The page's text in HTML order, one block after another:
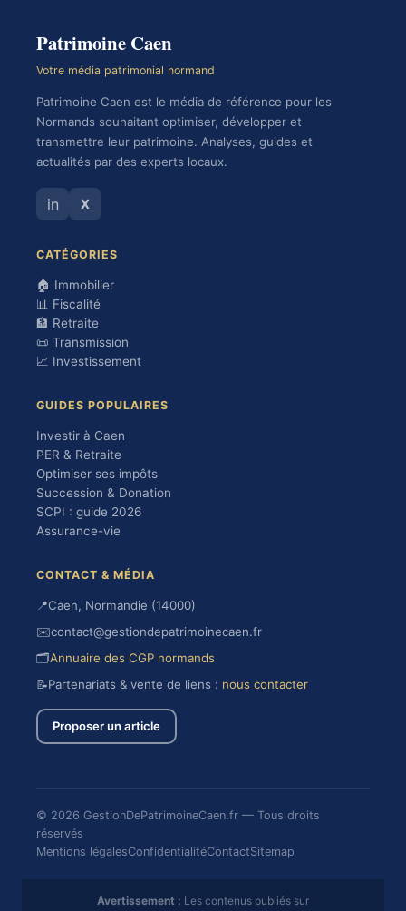
Patrimoine Caen
Votre média patrimonial normand
Patrimoine Caen est le média de référence pour les
Normands souhaitant optimiser, développer et
transmettre leur patrimoine. Analyses, guides et
actualités par des experts locaux.
in X
CATÉGORIES
🏠 Immobilier
📊 Fiscalité
🏦 Retraite
📜 Transmission
📈 Investissement
GUIDES POPULAIRES
Investir à Caen
PER & Retraite
Optimiser ses impôts
Succession & Donation
SCPI : guide 2026
Assurance-vie
CONTACT & MÉDIA
📍Caen, Normandie (14000)
✉️contact@gestiondepatrimoinecaen.fr
🗂️Annuaire des CGP normands
📝Partenariats & vente de liens : nous contacter
Proposer un article
© 2026 GestionDePatrimoineCaen.fr — Tous droits
réservés
Mentions légalesConfidentialitéContactSitemap
Avertissement : Les contenus publiés sur